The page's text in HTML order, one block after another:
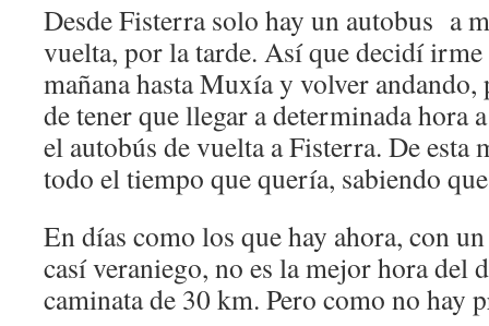
Desde Fisterra solo hay un autobus a
vuelta, por la tarde. Así que decidí
mañana hasta Muxía y volver andando,
de tener que llegar a determinada hora
el autobús de vuelta a Fisterra. De esta
todo el tiempo que quería, sabiendo
En días como los que hay ahora, con
casí veraniego, no es la mejor hora del
caminata de 30 km. Pero como no hay